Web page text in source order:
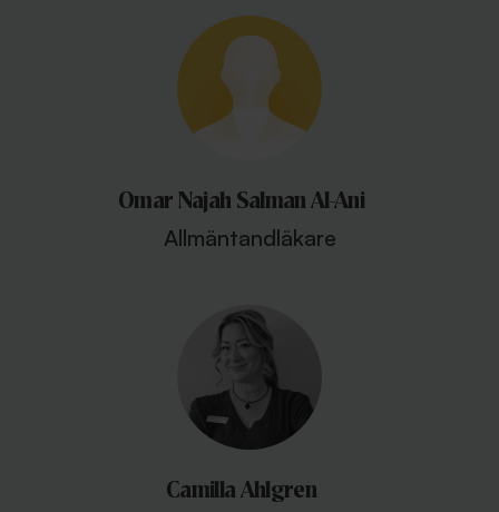
Omar Najah Salman Al-Ani
Allmäntandläkare
Camilla Ahlgren